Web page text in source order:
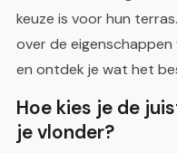
keuze is voor hun
over de
en ontdek je wat het
Hoe kies je de
je vlonder?